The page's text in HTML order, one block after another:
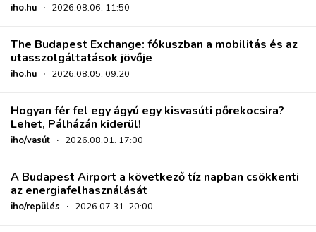
iho.hu · 2026.08.06. 11:50
The Budapest Exchange: fókuszban a mobilitás és az
utasszolgáltatások jövője
iho.hu · 2026.08.05. 09:20
Hogyan fér fel egy ágyú egy kisvasúti pőrekocsira?
Lehet, Pálházán kiderül!
iho/vasút · 2026.08.01. 17:00
A Budapest Airport a következő tíz napban csökkenti
az energiafelhasználását
iho/repülés · 2026.07.31. 20:00